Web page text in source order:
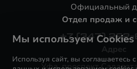
Официальный
Отдел продаж и
+7 (347) 262-
Адрес
Уфа, проспект
Мы используем Cookies
Используя сайт, вы соглашаетесь с